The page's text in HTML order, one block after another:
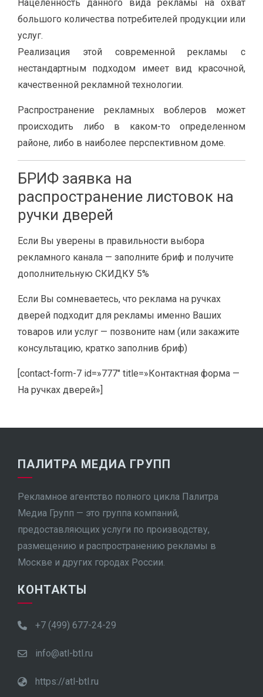
Нацеленность данного вида рекламы на охват
большого количества потребителей продукции или
услуг.
Реализация этой современной рекламы с
нестандартным подходом имеет вид красочной,
качественной рекламной технологии.
Распространение рекламных воблеров может
происходить либо в каком-то определенном
районе, либо в наиболее перспективном доме.
БРИФ заявка на
распространение листовок на
ручки дверей
Если Вы уверены в правильности выбора
рекламного канала — заполните бриф и получите
дополнительную СКИДКУ 5%
Если Вы сомневаетесь, что реклама на ручках
дверей подходит для рекламы именно Ваших
товаров или услуг — позвоните нам (или закажите
консультацию, кратко заполнив бриф)
[contact-form-7 id=»777″ title=»Контактная форма —
На ручках дверей»]
ПАЛИТРА МЕДИА ГРУПП
Рекламное агентство полного цикла Палитра
Медиа Групп — это группа компаний,
предоставляющих услуги по производству,
размещению и распространению рекламы в
Москве и других городах России.
КОНТАКТЫ
+7 (499) 677-24-29
info@atl-btl.ru
https://atl-btl.ru